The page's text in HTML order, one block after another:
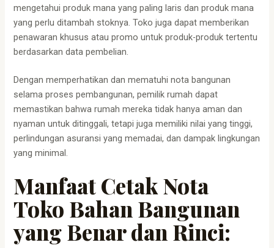
mengetahui produk mana yang paling laris dan produk mana
yang perlu ditambah stoknya. Toko juga dapat memberikan
penawaran khusus atau promo untuk produk-produk tertentu
berdasarkan data pembelian.
Dengan memperhatikan dan mematuhi nota bangunan
selama proses pembangunan, pemilik rumah dapat
memastikan bahwa rumah mereka tidak hanya aman dan
nyaman untuk ditinggali, tetapi juga memiliki nilai yang tinggi,
perlindungan asuransi yang memadai, dan dampak lingkungan
yang minimal.
Manfaat Cetak Nota
Toko Bahan Bangunan
yang Benar dan Rinci: